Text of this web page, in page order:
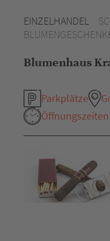
EINZELHANDEL
Blumenhaus
Parkplätze